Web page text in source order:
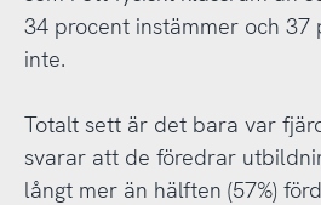
34 procent instämmer och 37
inte.
Totalt sett är det bara var
svarar att de föredrar
långt mer än hälften (57%)